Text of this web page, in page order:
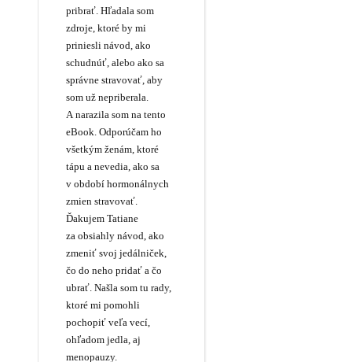
pribrať. Hľadala som
zdroje, ktoré by mi
priniesli návod, ako
schudnúť, alebo ako sa
správne stravovať, aby
som už nepriberala.
A narazila som na tento
eBook. Odporúčam ho
všetkým ženám, ktoré
tápu a nevedia, ako sa
v období hormonálnych
zmien stravovať.
Ďakujem Tatiane
za obsiahly návod, ako
zmeniť svoj jedálniček,
čo do neho pridať a čo
ubrať. Našla som tu rady,
ktoré mi pomohli
pochopiť veľa vecí,
ohľadom jedla, aj
menopauzy.